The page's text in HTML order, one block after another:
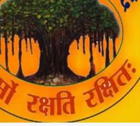
ण
वि
रो
धी
बि
ल
का
वि